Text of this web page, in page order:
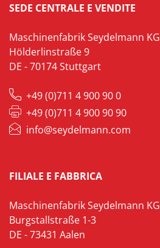
SEDE CENTRALE E VENDITE
Maschinenfabrik Seydelmann KG
Hölderlinstraße 9
DE - 70174 Stuttgart
+49 (0)711 4 900 90 0
+49 (0)711 4 900 90 90
info@seydelmann.com
FILIALE E FABBRICA
Maschinenfabrik Seydelmann KG
Burgstallstraße 1-3
DE - 73431 Aalen